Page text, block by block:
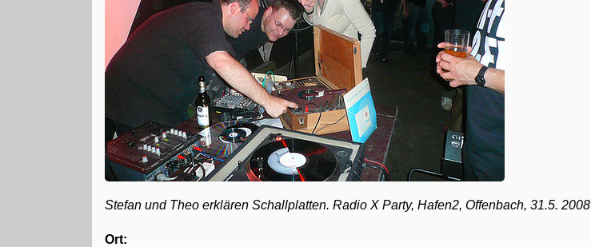
Stefan und Theo erklären Schallplatten. Radio X Party, Hafen2, Offenbach, 31.5. 2008
Ort: